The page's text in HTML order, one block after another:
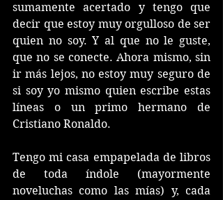
sumamente acertado y tengo que
decir que estoy muy orgulloso de ser
quien no soy. Y al que no le guste,
que no se conecte. Ahora mismo, sin
ir más lejos, no estoy muy seguro de
si soy yo mismo quien escribe estas
líneas o un primo hermano de
Cristiano Ronaldo.
Tengo mi casa empapelada de libros
de toda índole (mayormente
noveluchas como las mías) y, cada